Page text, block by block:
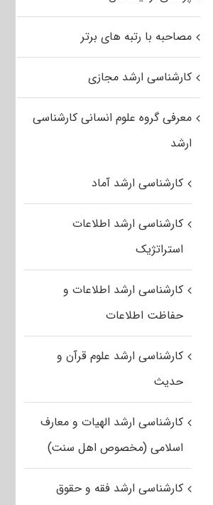
مصاحبه با رتبه های برتر
کارشناسی ارشد مجازی
معرفی گروه علوم انسانی کارشناسی
ارشد
کارشناسی ارشد آماد
کارشناسی ارشد اطلاعات
استراتژیک
کارشناسی ارشد اطلاعات و
حفاظت اطلاعات
کارشناسی ارشد علوم قرآن و
حدیث
کارشناسی ارشد الهیات و معارف
اسلامی (مخصوص اهل سنت)
کارشناسی ارشد فقه و حقوق